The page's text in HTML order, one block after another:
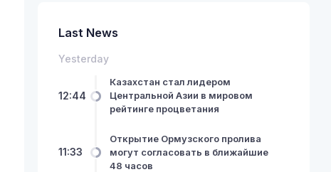
Last News
Yesterday
12:44
Казахстан стал лидером
Центральной Азии в мировом
рейтинге процветания
11:33
Открытие Ормузского пролива
могут согласовать в ближайшие
48 часов